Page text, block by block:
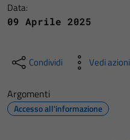
Data:
09 Aprile 2025
Condividi Vedi azioni
Argomenti
Accesso all'informazione